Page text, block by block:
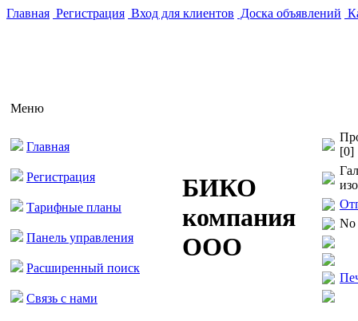
Главная Регистрация Вход для клиентов Доска объявлений
Меню
Главная
Регистрация
Тарифные планы
Панель управления
Расширенный поиск
Связь с нами
БИКО
компания
ООО
[0]
No